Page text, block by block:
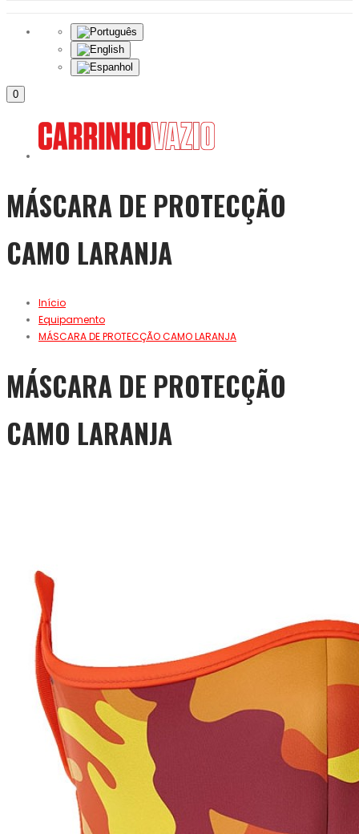
0
MÁSCARA DE PROTECÇÃO
CAMO LARANJA
Início
Equipamento
MÁSCARA DE PROTECÇÃO CAMO LARANJA
MÁSCARA DE PROTECÇÃO
CAMO LARANJA